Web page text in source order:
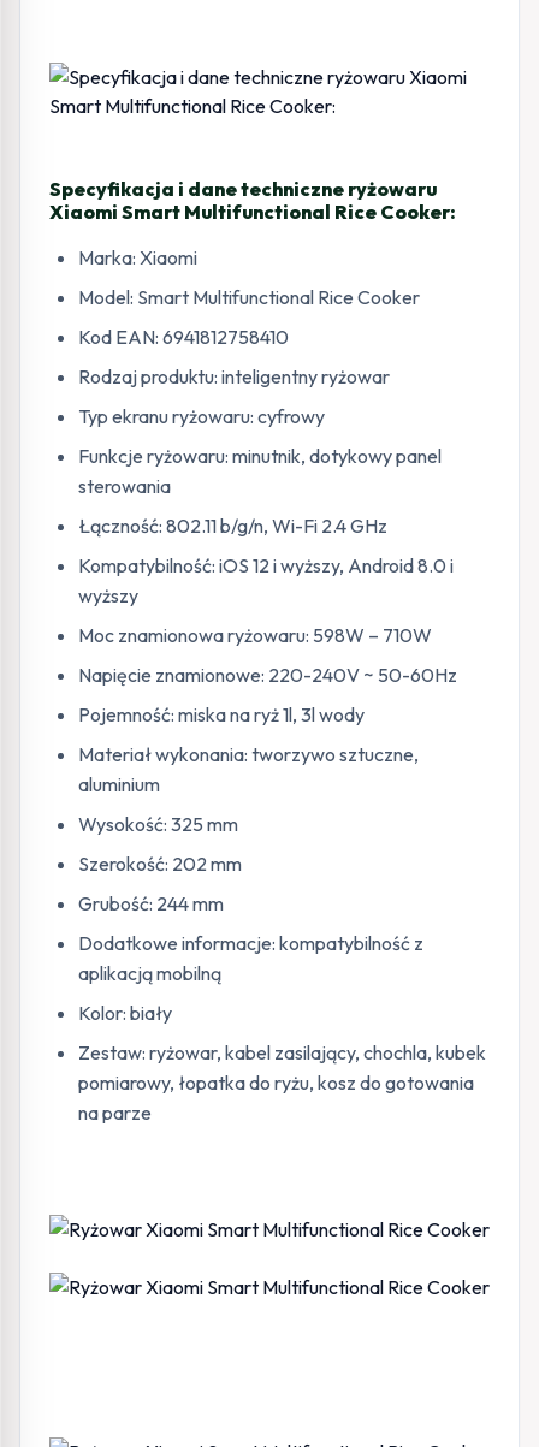
Specyfikacja i dane techniczne ryżowaru
Xiaomi Smart Multifunctional Rice Cooker:
Marka: Xiaomi
Model: Smart Multifunctional Rice Cooker
Kod EAN: 6941812758410
Rodzaj produktu: inteligentny ryżowar
Typ ekranu ryżowaru: cyfrowy
Funkcje ryżowaru: minutnik, dotykowy panel
sterowania
Łączność: 802.11 b/g/n, Wi-Fi 2.4 GHz
Kompatybilność: iOS 12 i wyższy, Android 8.0 i
wyższy
Moc znamionowa ryżowaru: 598W – 710W
Napięcie znamionowe: 220-240V ~ 50-60Hz
Pojemność: miska na ryż 1l, 3l wody
Materiał wykonania: tworzywo sztuczne,
aluminium
Wysokość: 325 mm
Szerokość: 202 mm
Grubość: 244 mm
Dodatkowe informacje: kompatybilność z
aplikacją mobilną
Kolor: biały
Zestaw: ryżowar, kabel zasilający, chochla, kubek
pomiarowy, łopatka do ryżu, kosz do gotowania
na parze